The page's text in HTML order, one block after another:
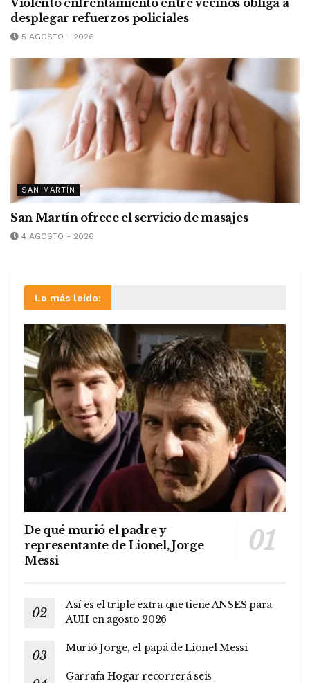
Violento enfrentamiento entre vecinos obliga a
desplegar refuerzos policiales
5 AGOSTO - 2026
SAN MARTÍN
San Martín ofrece el servicio de masajes
4 AGOSTO - 2026
Lo más leído:
De qué murió el padre y
representante de Lionel, Jorge
Messi
Así es el triple extra que tiene ANSES para
AUH en agosto 2026
Murió Jorge, el papá de Lionel Messi
Garrafa Hogar recorrerá seis